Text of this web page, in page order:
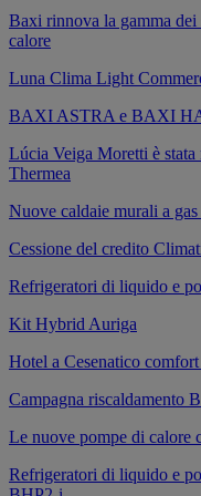
Baxi rinnova la gamma
calore
Luna Clima Light
BAXI ASTRA e BAXI
Lúcia Veiga Moretti è
Thermea
Nuove caldaie murali a
Cessione del credito
Refrigeratori di liquido e
Kit Hybrid Auriga
Hotel a Cesenatico
Campagna riscaldamento
Le nuove pompe di calore
Refrigeratori di liquido e